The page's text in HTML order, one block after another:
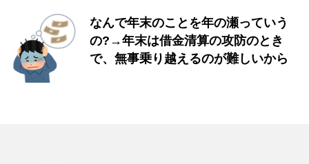
なんで年末のことを年の瀬っていう
の?→年末は借金清算の攻防のとき
で、無事乗り越えるのが難しいから